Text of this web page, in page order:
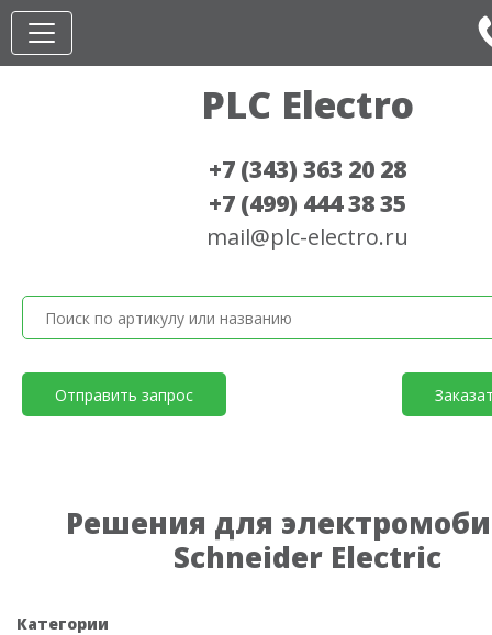
PLC Electro
+7 (343) 363 20 28
+7 (499) 444 38 35
mail@plc-electro.ru
Отправить запрос
Решения для
Schneider Electric
Категории